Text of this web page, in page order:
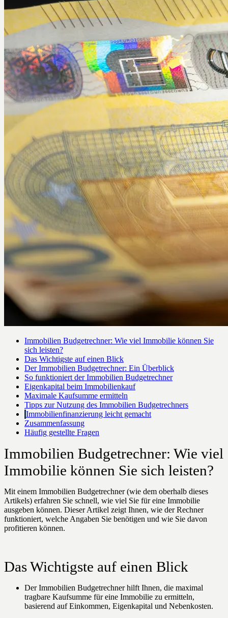
Immobilien Budgetrechner: Wie viel Immobilie können Sie
sich leisten?
Das Wichtigste auf einen Blick
Der Immobilien Budgetrechner: Ein Überblick
So funktioniert der Immobilien Budgetrechner
Eigenkapital beim Immobilienkauf
Maximale Kaufsumme ermitteln
Tipps zur Nutzung des Immobilien Budgetrechners
Immobilienfinanzierung leicht gemacht
Zusammenfassung
Häufig gestellte Fragen
Immobilien Budgetrechner: Wie viel
Immobilie können Sie sich leisten?
Mit einem Immobilien Budgetrechner (wie dem oberhalb dieses
Artikels) erfahren Sie schnell, wie viel Sie für eine Immobilie
ausgeben können. Dieser Artikel zeigt Ihnen, wie der Rechner
funktioniert, welche Angaben Sie benötigen und wie Sie davon
profitieren können.
Das Wichtigste auf einen Blick
Der Immobilien Budgetrechner hilft Ihnen, die maximal
tragbare Kaufsumme für eine Immobilie zu ermitteln,
basierend auf Einkommen, Eigenkapital und Nebenkosten.